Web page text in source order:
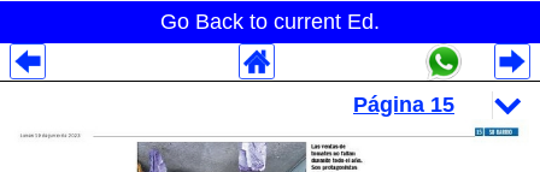
Go Back to current Ed.
Despliegues Analytics
Despliegues Totales